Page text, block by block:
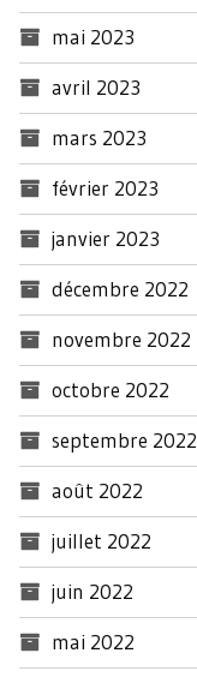
mai 2023
avril 2023
mars 2023
février 2023
janvier 2023
décembre 2022
novembre 2022
octobre 2022
septembre 2022
août 2022
juillet 2022
juin 2022
mai 2022